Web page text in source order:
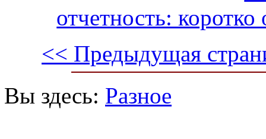
отчетность: коротко
<< Предыдущая
Вы здесь: Разное